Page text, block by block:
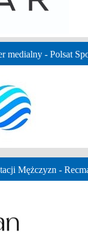
medialny - Polsat
Mężczyzn -